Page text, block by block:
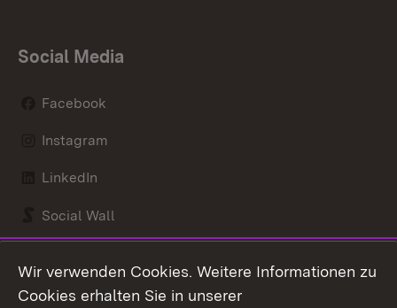
Social Media
Facebook
Instagram
LinkedIn
Social Wall
Wir verwenden Cookies. Weitere Informationen zu
Cookies erhalten Sie in unserer